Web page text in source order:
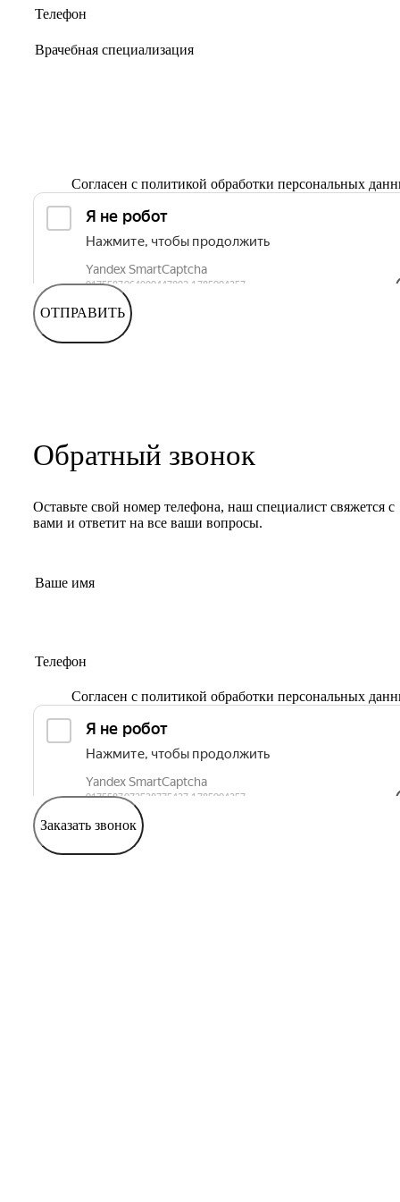
Согласен с политикой обработки персональных
ОТПРАВИТЬ
Обратный звонок
Оставьте свой номер телефона, наш специалист свяжется с
вами и ответит на все ваши вопросы.
Согласен с политикой обработки персональных
Заказать звонок